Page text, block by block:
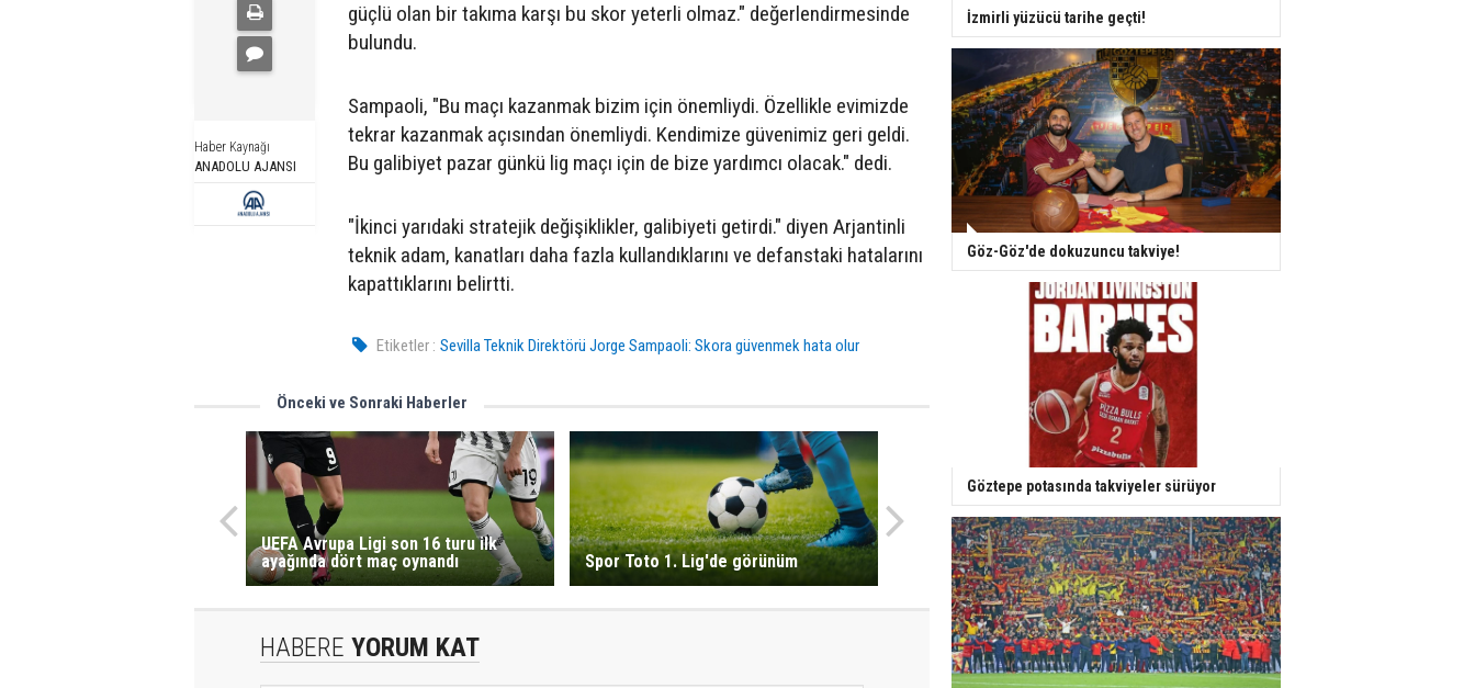
Haber Kaynağı
ANADOLU AJANSI
güçlü olan bir takıma karşı bu skor yeterli olmaz." değerlendirmesinde
bulundu.
Sampaoli, "Bu maçı kazanmak bizim için önemliydi. Özellikle evimizde
tekrar kazanmak açısından önemliydi. Kendimize güvenimiz geri geldi.
Bu galibiyet pazar günkü lig maçı için de bize yardımcı olacak." dedi.
"İkinci yarıdaki stratejik değişiklikler, galibiyeti getirdi." diyen Arjantinli
teknik adam, kanatları daha fazla kullandıklarını ve defanstaki hatalarını
kapattıklarını belirtti.
Etiketler : Sevilla Teknik Direktörü Jorge Sampaoli: Skora güvenmek hata olur
Önceki ve Sonraki Haberler
UEFA Avrupa Ligi son 16 turu ilk
ayağında dört maç oynandı
Spor Toto 1. Lig'de görünüm
HABERE YORUM KAT
İzmirli yüzücü tarihe geçti!
Göz-Göz'de dokuzuncu takviye!
Göztepe potasında takviyeler sürüyor